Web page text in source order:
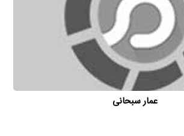
عمار سبحانی